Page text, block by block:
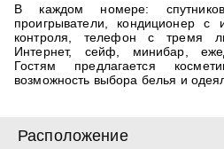
В каждом номере:
проигрыватели, кондиционер с
контроля, телефон с тремя
Интернет, сейф, минибар,
Гостям предлагается
возможность выбора белья и
Расположение